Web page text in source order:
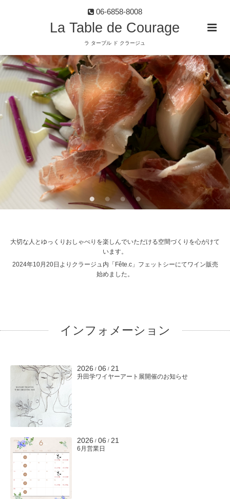
06-6858-8008
La Table de Courage
ラ ターブル ド クラージュ
大切な人とゆっくりおしゃべりを楽しんでいただける空間づくりを心がけて
います。
2024年10月20日よりクラージュ内「Fête.c」フェットシーにてワイン販売
始めました。
インフォメーション
2026 / 06 / 21
升田学ワイヤーアート展開催のお知らせ
2026 / 06 / 21
6月営業日